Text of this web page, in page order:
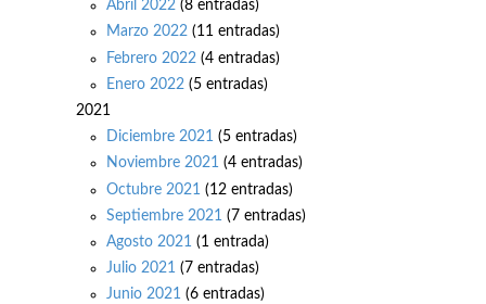
Abril 2022 (8 entradas)
Marzo 2022 (11 entradas)
Febrero 2022 (4 entradas)
Enero 2022 (5 entradas)
2021
Diciembre 2021 (5 entradas)
Noviembre 2021 (4 entradas)
Octubre 2021 (12 entradas)
Septiembre 2021 (7 entradas)
Agosto 2021 (1 entrada)
Julio 2021 (7 entradas)
Junio 2021 (6 entradas)